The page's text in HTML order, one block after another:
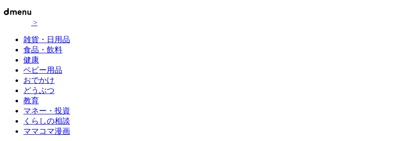
>
雑貨・日用品
食品・飲料
健康
ベビー用品
おでかけ
どうぶつ
教育
マネー・投資
くらしの相談
ママコマ漫画